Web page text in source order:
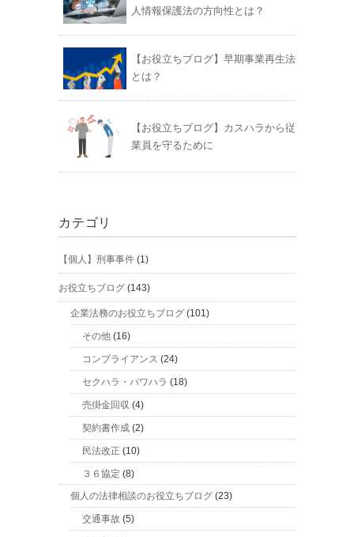
人情報保護法の方向性とは？
【お役立ちブログ】早期事業再生法
とは？
【お役立ちブログ】カスハラから従
業員を守るために
カテゴリ
【個人】刑事事件 (1)
お役立ちブログ (143)
企業法務のお役立ちブログ (101)
その他 (16)
コンプライアンス (24)
セクハラ・パワハラ (18)
売掛金回収 (4)
契約書作成 (2)
民法改正 (10)
３６協定 (8)
個人の法律相談のお役立ちブログ (23)
交通事故 (5)